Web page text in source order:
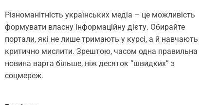
Різноманітність українських медіа – це можливість
формувати власну інформаційну дієту. Обирайте
портали, які не лише тримають у курсі, а й навчають
критично мислити. Зрештою, часом одна правильна
новина варта більше, ніж десяток “швидких” з
соцмереж.